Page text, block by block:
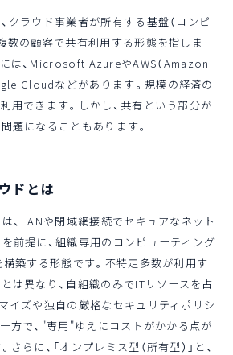
クラウド事業者が所有する基盤（コンピ
数の顧客で共有利用する形態を指しま
は、Microsoft AzureやAWS（Amazon
Cloudなどがあります。規模の経済の
用できます。しかし、共有という部分が
題になることもあります。
ドとは
、LANや閉域網接続でセキュアなネット
前提に、組織専用のコンピューティング
構築する形態です。不特定多数が利用す
は異なり、自組織のみでITリソースを占
イズや独自の厳格なセキュリティポリシ
方で、"専用"ゆえにコストがかかる点が
らに、「オンプレミス型（所有型）」と、